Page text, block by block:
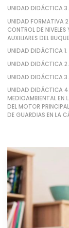
UNIDAD DIDÁCTICA 3.
UNIDAD FORMATIVA
CONTROL DE
AUXILIARES DEL BUQUE
UNIDAD DIDÁCTICA
UNIDAD DIDÁCTICA 2.
UNIDAD DIDÁCTICA
UNIDAD DIDÁCTICA 4.
MEDIOAMBIENTAL EN
DEL MOTOR
DE GUARDIAS EN LA